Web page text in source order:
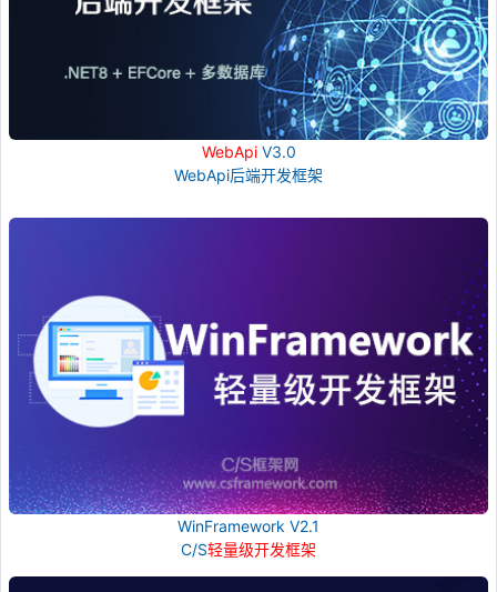
WebApiV3.0
WebApi后端开发框架
WinFramework V2.1
C/S轻量级开发框架